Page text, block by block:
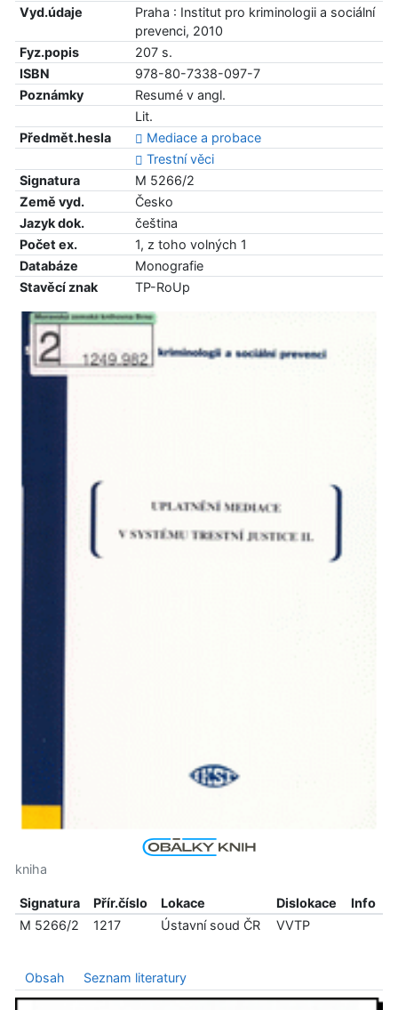
Vyd.údaje
Praha : Institut pro kriminologii a sociální
prevenci, 2010
Fyz.popis
207 s.
ISBN
978-80-7338-097-7
Poznámky
Resumé v angl.
Lit.
Předmět.hesla
Mediace a probace
Trestní věci
Signatura
M 5266/2
Země vyd.
Česko
Jazyk dok.
čeština
Počet ex.
1, z toho volných 1
Databáze
Monografie
Stavěcí znak
TP-RoUp
kniha
Signatura Přír.číslo Lokace Dislokace
Info
M 5266/2
1217 Ústavní soud ČR VVTP
Obsah Seznam literatury